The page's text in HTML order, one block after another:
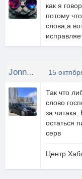
как я
потому
слова,а
15
Так что
слово
за
остаться
серв
Центр